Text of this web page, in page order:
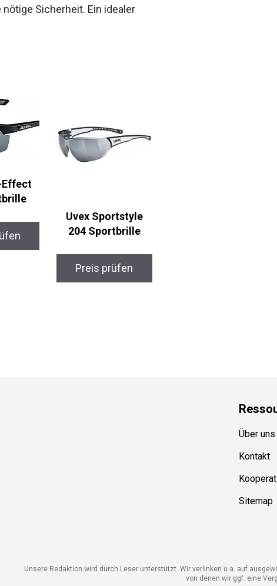
bietet das
Sicherheit. Ein idealer
Uvex Sportstyle
Preis prüfen
Unsere Redaktion wird durch Leser unterstützt. Wir verlinken u.a. auf